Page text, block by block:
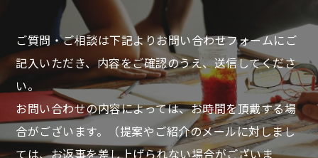
ご質問・ご相談は下記よりお問い合わせフォームにご
記入いただき、内容をご確認のうえ、送信してくださ
い。
お問い合わせの内容によっては、お時間を頂戴する場
合がございます。
（提案やご紹介のメールに対しまし
ては、お返事を差し上げられない場合がございま